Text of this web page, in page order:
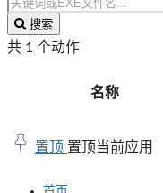
搜索
共 1 个动作
名称
置顶 置顶当前应用